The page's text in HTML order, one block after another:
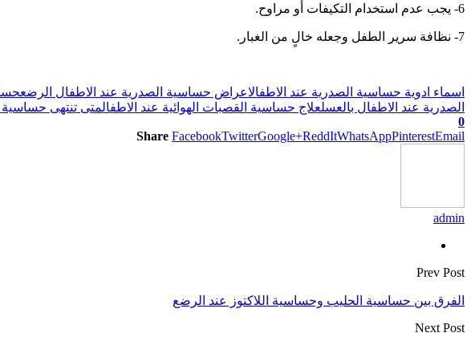
6- يجب عدم استخدام التكيفات أو مراوح.
7- نظافة سرير الطفل وجعله خالٍ من الغبار.
اسماء ادوية حساسية الصدرية عند الاطفالاعراض حساسية الصدرية عند الاطفال الرضع
الصدرية عند الاطفال بالعسلعلاج حساسية القصبات الهوائية عند الاطفالمتى تنتهى حساسية
0
Share FacebookTwitterGoogle+ReddItWhatsAppPinterestEmail
admin
Prev Post
الفرق بين حساسية الحليب وحساسية اللاكتوز عند الرضع
Next Post